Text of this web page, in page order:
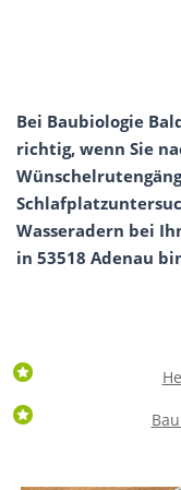
Bei Baubiologie
richtig, wenn Sie
Wasseradern bei
in 53518 Adenau